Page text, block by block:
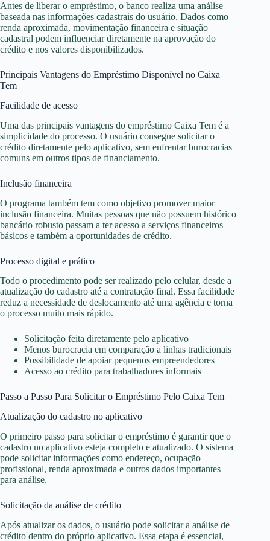
Antes de liberar o empréstimo, o banco realiza uma análise
baseada nas informações cadastrais do usuário. Dados como
renda aproximada, movimentação financeira e situação
cadastral podem influenciar diretamente na aprovação do
crédito e nos valores disponibilizados.
Principais Vantagens do Empréstimo Disponível no Caixa
Tem
Facilidade de acesso
Uma das principais vantagens do empréstimo Caixa Tem é a
simplicidade do processo. O usuário consegue solicitar o
crédito diretamente pelo aplicativo, sem enfrentar burocracias
comuns em outros tipos de financiamento.
Inclusão financeira
O programa também tem como objetivo promover maior
inclusão financeira. Muitas pessoas que não possuem histórico
bancário robusto passam a ter acesso a serviços financeiros
básicos e também a oportunidades de crédito.
Processo digital e prático
Todo o procedimento pode ser realizado pelo celular, desde a
atualização do cadastro até a contratação final. Essa facilidade
reduz a necessidade de deslocamento até uma agência e torna
o processo muito mais rápido.
Solicitação feita diretamente pelo aplicativo
Menos burocracia em comparação a linhas tradicionais
Possibilidade de apoiar pequenos empreendedores
Acesso ao crédito para trabalhadores informais
Passo a Passo Para Solicitar o Empréstimo Pelo Caixa Tem
Atualização do cadastro no aplicativo
O primeiro passo para solicitar o empréstimo é garantir que o
cadastro no aplicativo esteja completo e atualizado. O sistema
pode solicitar informações como endereço, ocupação
profissional, renda aproximada e outros dados importantes
para análise.
Solicitação da análise de crédito
Após atualizar os dados, o usuário pode solicitar a análise de
crédito dentro do próprio aplicativo. Essa etapa é essencial,